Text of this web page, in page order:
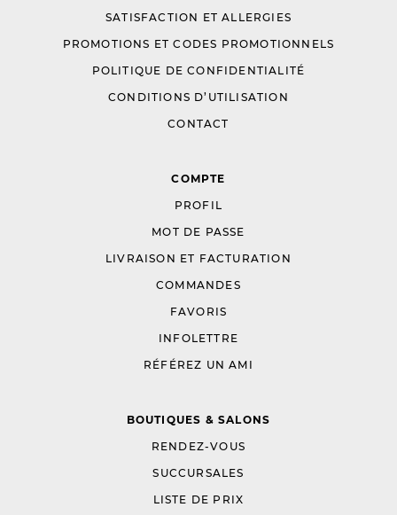
SATISFACTION ET ALLERGIES
PROMOTIONS ET CODES PROMOTIONNELS
POLITIQUE DE CONFIDENTIALITÉ
CONDITIONS D’UTILISATION
CONTACT
COMPTE
PROFIL
MOT DE PASSE
LIVRAISON ET FACTURATION
COMMANDES
FAVORIS
INFOLETTRE
RÉFÉREZ UN AMI
BOUTIQUES & SALONS
RENDEZ-VOUS
SUCCURSALES
LISTE DE PRIX